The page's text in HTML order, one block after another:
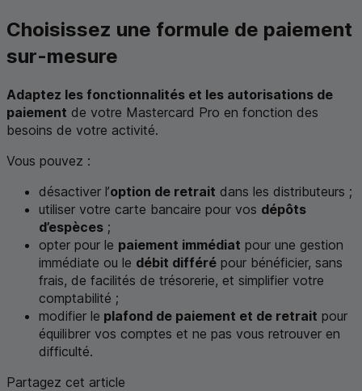
Choisissez une formule de paiement
sur-mesure
Adaptez les fonctionnalités et les autorisations de
paiement de votre Mastercard Pro en fonction des
besoins de votre activité.
Vous pouvez :
désactiver l’option de retrait dans les distributeurs ;
utiliser votre carte bancaire pour vos dépôts
d’espèces ;
opter pour le paiement immédiat pour une gestion
immédiate ou le débit différé pour bénéficier, sans
frais, de facilités de trésorerie, et simplifier votre
comptabilité ;
modifier le plafond de paiement et de retrait pour
équilibrer vos comptes et ne pas vous retrouver en
difficulté.
Partagez cet article